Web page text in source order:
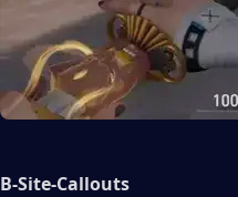
B-Site-Callouts